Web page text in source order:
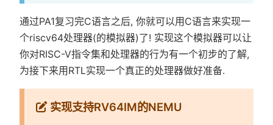
通过PA1复习完C语言之后, 你就可以用C语言来实现一
个riscv64处理器(的模拟器)了! 实现这个模拟器可以让
你对RISC-V指令集和处理器的行为有一个初步的了解,
为接下来用RTL实现一个真正的处理器做好准备.
实现支持RV64IM的NEMU